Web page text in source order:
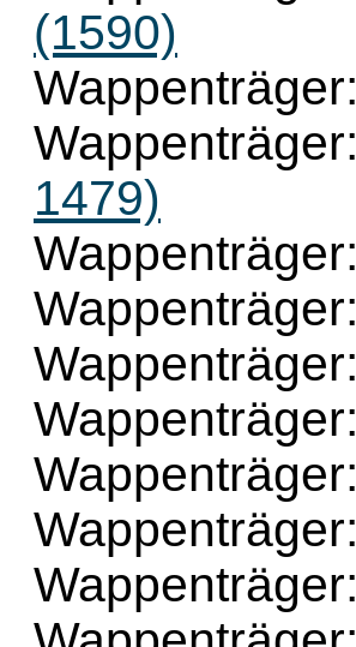
(1590)
Wappenträger:
Wappenträger:
1479)
Wappenträger:
Wappenträger:
Wappenträger:
Wappenträger:
Wappenträger:
Wappenträger:
Wappenträger: